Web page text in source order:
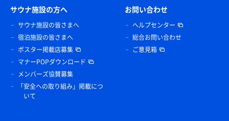
サウナ施設の方へ
サウナ施設の皆さまへ
宿泊施設の皆さまへ
ポスター掲載店募集
マナーPOPダウンロード
メンバーズ協賛募集
「安全への取り組み」掲載につ
いて
お問い合わせ
ヘルプセンター
総合お問い合わせ
ご意見箱